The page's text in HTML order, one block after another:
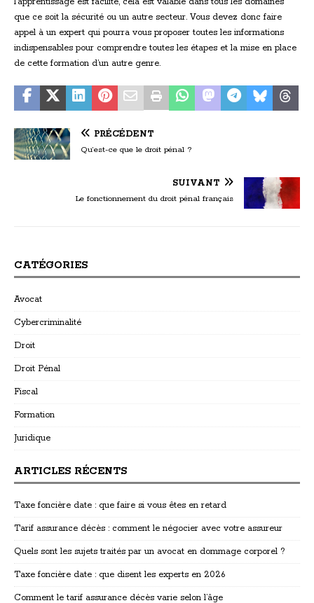
que ce soit la sécurité ou un autre secteur. Vous devez donc faire
appel à un expert qui pourra vous proposer toutes les informations
indispensables pour comprendre toutes les étapes et la mise en place
de cette formation d’un autre genre.
PRÉCÉDENT
Qu’est-ce que le droit pénal ?
SUIVANT
Le fonctionnement du droit pénal français
CATÉGORIES
Avocat
Cybercriminalité
Droit
Droit Pénal
Fiscal
Formation
Juridique
ARTICLES RÉCENTS
Taxe foncière date : que faire si vous êtes en retard
Tarif assurance décès : comment le négocier avec votre assureur
Quels sont les sujets traités par un avocat en dommage corporel ?
Taxe foncière date : que disent les experts en 2026
Comment le tarif assurance décès varie selon l’âge